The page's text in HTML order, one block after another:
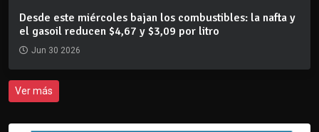
Desde este miércoles bajan los combustibles: la nafta y
el gasoil reducen $4,67 y $3,09 por litro
Jun 30 2026
Ver más